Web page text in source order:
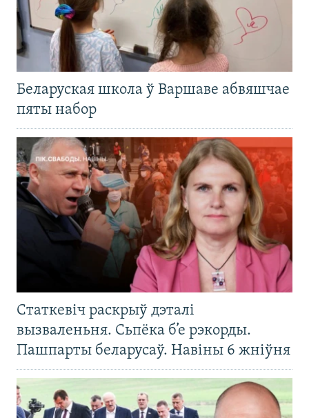
Беларуская школа ў Варшаве абвяшчае
пяты набор
Статкевіч раскрыў дэталі
вызваленьня. Сьпёка б’е рэкорды.
Пашпарты беларусаў. Навіны 6 жніўня